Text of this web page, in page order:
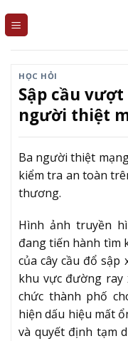
HỌC HỎI
Sập cầu
người thiệt
Ba người thiệt
kiểm tra an toàn
thương.
Hình ảnh truyền
đang tiến hành tìm
của cây cầu đổ
khu vực đường ray
chức thành phố
hiện dấu hiệu mất
và quyết định tạm